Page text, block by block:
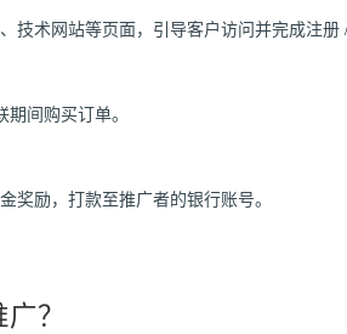
技术网站等页面，引导客户访问并完成注册
间购买订单。
奖励，打款至推广者的银行账号。
？